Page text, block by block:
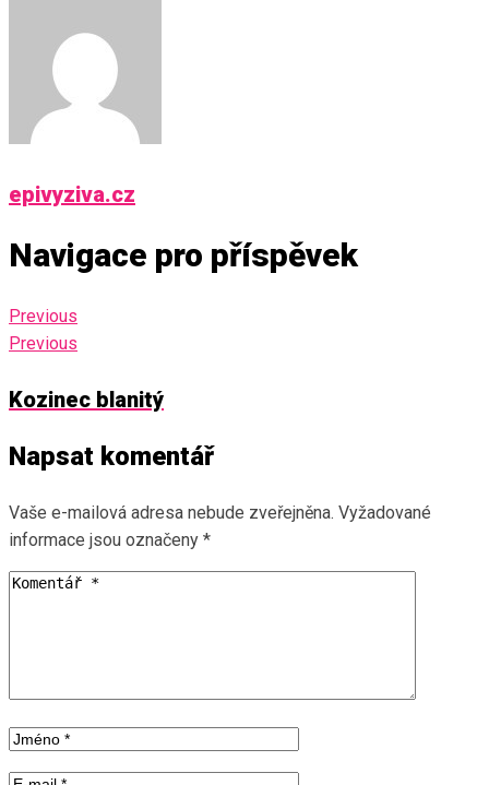
epivyziva.cz
Navigace pro příspěvek
Previous
Previous
Kozinec blanitý
Napsat komentář
Vaše e-mailová adresa nebude zveřejněna. Vyžadované
informace jsou označeny *